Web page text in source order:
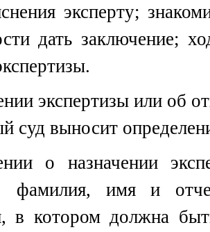
эксперту;
дать заключение;
экспертизы или об
суд выносит
о назначении
фамилия, имя и
в котором должна